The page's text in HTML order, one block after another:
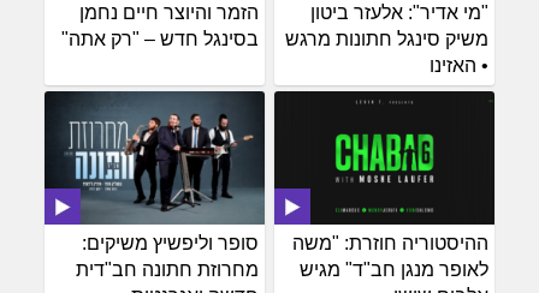
הזמר והיוצר חיים נחמן
בסינגל חדש – "רק אתה"
"מי אדיר": אלעזר ביטון
משיק סינגל חתונות מרגש
• האזינו
סופר וליפשיץ משיקים:
מחרוזת חתונה חב"דית
ההיסטוריה חוזרת: "משה
לאופר מנגן חב"ד" מגיש